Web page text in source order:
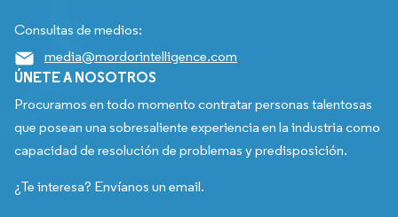
Consultas de medios:
media@mordorintelligence.com
ÚNETE A NOSOTROS
Procuramos en todo momento contratar personas talentosas
que posean una sobresaliente experiencia en la industria como
capacidad de resolución de problemas y predisposición.
¿Te interesa? Envíanos un email.